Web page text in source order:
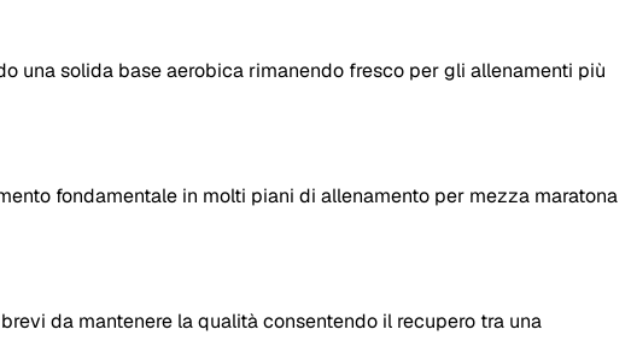
una solida base aerobica rimanendo fresco per gli allenamenti più
fondamentale in molti piani di allenamento per mezza maratona
da mantenere la qualità consentendo il recupero tra una